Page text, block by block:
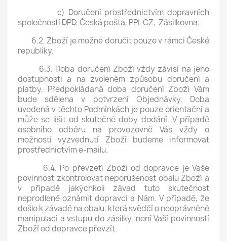
c) Doručení prostřednictvím dopravních
společností DPD, Česká pošta, PPL CZ, Zásilkovna;
6.2. Zboží je možné doručit pouze v rámci České
republiky.
6.3. Doba doručení Zboží vždy závisí na jeho
dostupnosti a na zvoleném způsobu doručení a
platby. Předpokládaná doba doručení Zboží Vám
bude sdělena v potvrzení Objednávky. Doba
uvedená v těchto Podmínkách je pouze orientační a
může se lišit od skutečné doby dodání. V případě
osobního odběru na provozovně Vás vždy o
možnosti vyzvednutí Zboží budeme informovat
prostřednictvím e-mailu.
6.4. Po převzetí Zboží od dopravce je Vaše
povinnost zkontrolovat neporušenost obalu Zboží a
v případě jakýchkoli závad tuto skutečnost
neprodleně oznámit dopravci a Nám. V případě, že
došlo k závadě na obalu, která svědčí o neoprávněné
manipulaci a vstupu do zásilky, není Vaší povinností
Zboží od dopravce převzít.